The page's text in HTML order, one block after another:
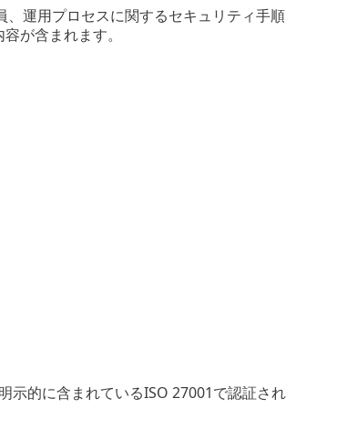
運用プロセスに関するセキュリティ手順
が含まれます。
示的に含まれているISO 27001で認証され